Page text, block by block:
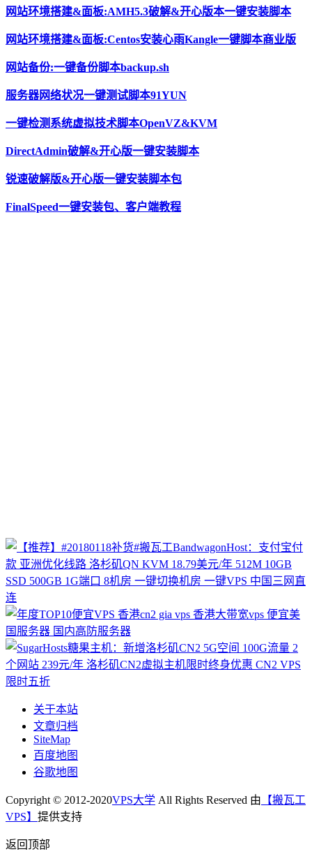
网站环境搭建&面板:AMH5.3破解&开心版本一键安装脚本
网站环境搭建&面板:Centos安装心雨Kangle一键脚本商业版
网站备份:一键备份脚本backup.sh
服务器网络状况一键测试脚本91YUN
一键检测系统虚拟技术脚本OpenVZ&KVM
DirectAdmin破解&开心版一键安装脚本
锐速破解版&开心版一键安装脚本包
FinalSpeed一键安装包、客户端教程
关于本站
文章归档
SiteMap
百度地图
谷歌地图
Copyright © 2012-2020VPS大学 All Rights Reserved 由 【搬瓦工
VPS】 提供支持
返回顶部